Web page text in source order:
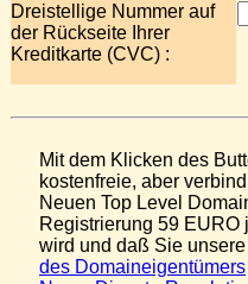
Dreistellige Nummer auf
der Rückseite Ihrer
Kreditkarte (CVC) :
Mit dem Klicken des
kostenfreie, aber
Neuen Top Level
Registrierung 59 EURO
wird und daß Sie unsere
des Domaineigentümers